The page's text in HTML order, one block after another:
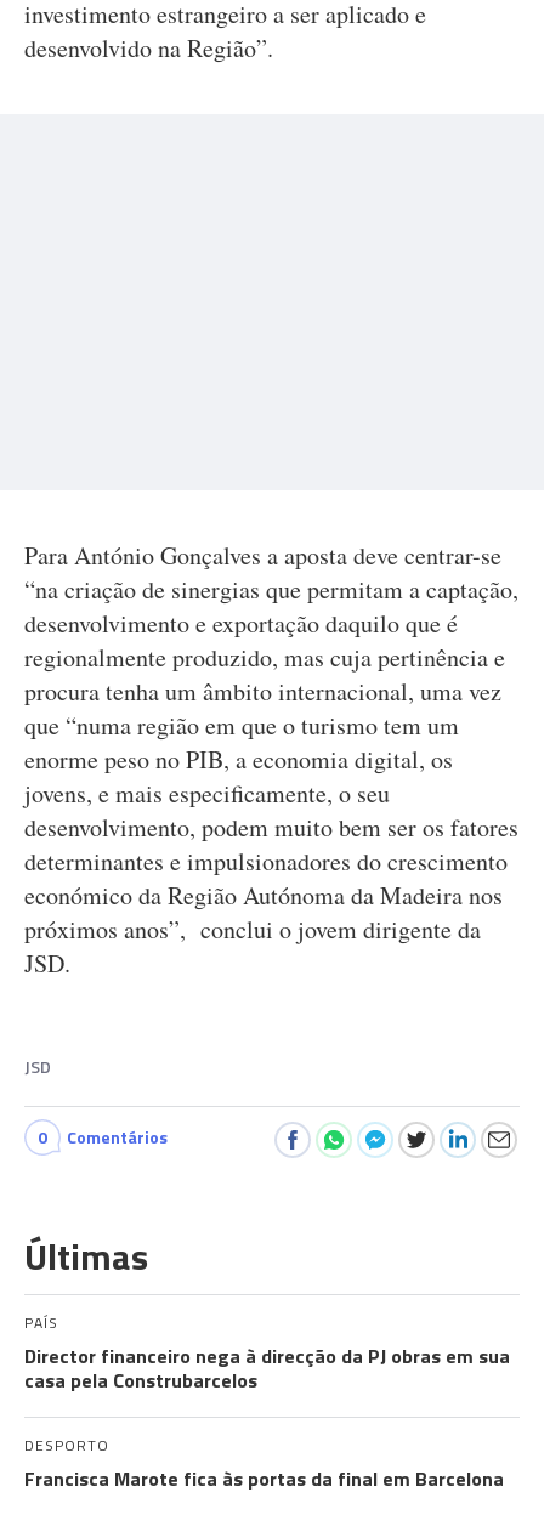
investimento estrangeiro a ser aplicado e
desenvolvido na Região”.
Para António Gonçalves a aposta deve centrar-se
“na criação de sinergias que permitam a captação,
desenvolvimento e exportação daquilo que é
regionalmente produzido, mas cuja pertinência e
procura tenha um âmbito internacional, uma vez
que “numa região em que o turismo tem um
enorme peso no PIB, a economia digital, os
jovens, e mais especificamente, o seu
desenvolvimento, podem muito bem ser os fatores
determinantes e impulsionadores do crescimento
económico da Região Autónoma da Madeira nos
próximos anos”, conclui o jovem dirigente da
JSD.
JSD
0 Comentários
Últimas
PAÍS
Director financeiro nega à direcção da PJ obras em sua
casa pela Construbarcelos
DESPORTO
Francisca Marote fica às portas da final em Barcelona